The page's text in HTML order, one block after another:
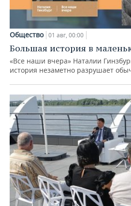
Общество 01 авг, 00:00
Большая история в
«Все наши вчера» Наталии
история незаметно разрушает